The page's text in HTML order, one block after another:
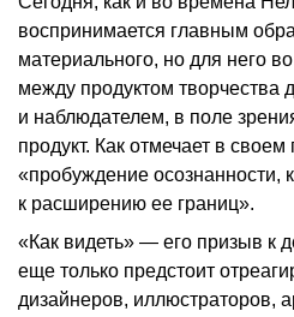
воспринимается главным
материального, но для него
между продуктом творчества
и наблюдателем, в поле
продукт. Как отмечает в
«пробуждение осознанности,
к расширению ее границ».
«Как видеть» — его призыв к
еще только предстоит
дизайнеров, иллюстраторов,